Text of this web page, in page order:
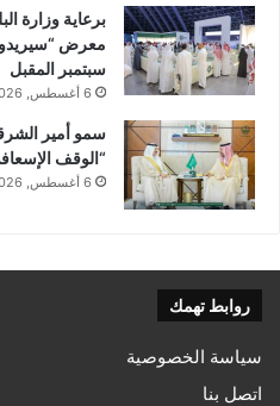
برعاية وزارة
معرض
سبتمبر المقبل
6 أغسطس, 2026
سمو أمير
“الوقف
6 أغسطس, 2026
روابط تهمك
سياسة الخصوصية
اتصل بنا